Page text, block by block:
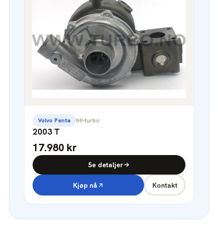
Volvo Penta IHI-turbo
2003 T
17.980 kr
Se detaljer
Kjøp nå Kontakt